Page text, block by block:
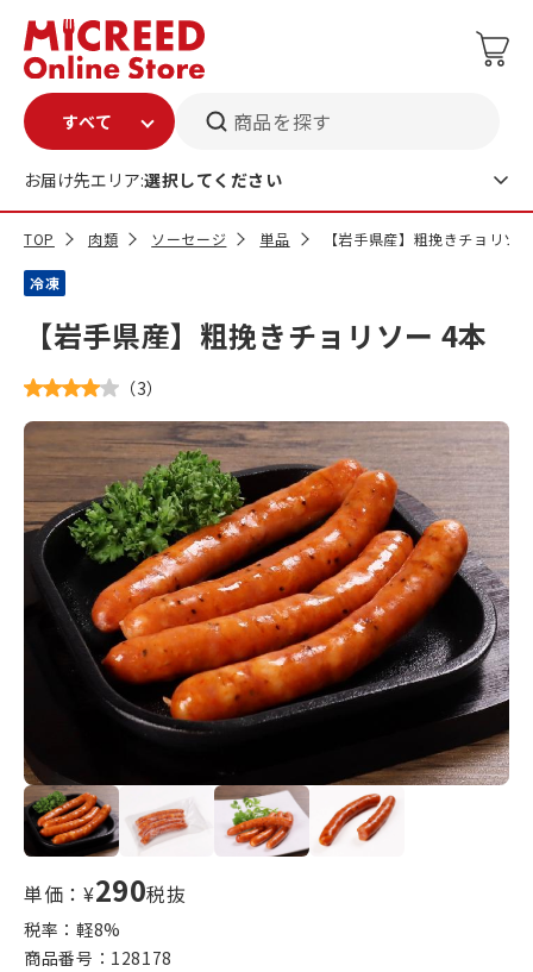
商品を探す
お届け先エリア:選択してください
TOP 肉類 ソーセージ 単品 【岩手県産】粗挽きチョリソ
冷凍
【岩手県産】粗挽きチョリソー 4本
（3）
単価：¥290税抜
税率：軽8%
商品番号： 128178